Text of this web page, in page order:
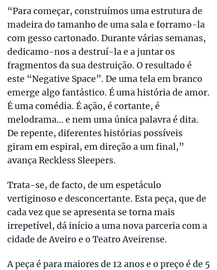
“Para começar, construímos uma estrutura de
madeira do tamanho de uma sala e forramo-la
com gesso cartonado. Durante várias semanas,
dedicamo-nos a destruí-la e a juntar os
fragmentos da sua destruição. O resultado é
este “Negative Space”. De uma tela em branco
emerge algo fantástico. É uma história de amor.
É uma comédia. É ação, é cortante, é
melodrama… e nem uma única palavra é dita.
De repente, diferentes histórias possíveis
giram em espiral, em direção a um final,”
avança Reckless Sleepers.
Trata-se, de facto, de um espetáculo
vertiginoso e desconcertante. Esta peça, que de
cada vez que se apresenta se torna mais
irrepetível, dá início a uma nova parceria com a
cidade de Aveiro e o Teatro Aveirense.
A peça é para maiores de 12 anos e o preço é de 5